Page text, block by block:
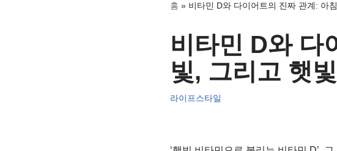
홈 » 비타민 D와 다이어트의 진짜 관계: 아
비타민 D와 다
빛, 그리고 햇
라이프스타일